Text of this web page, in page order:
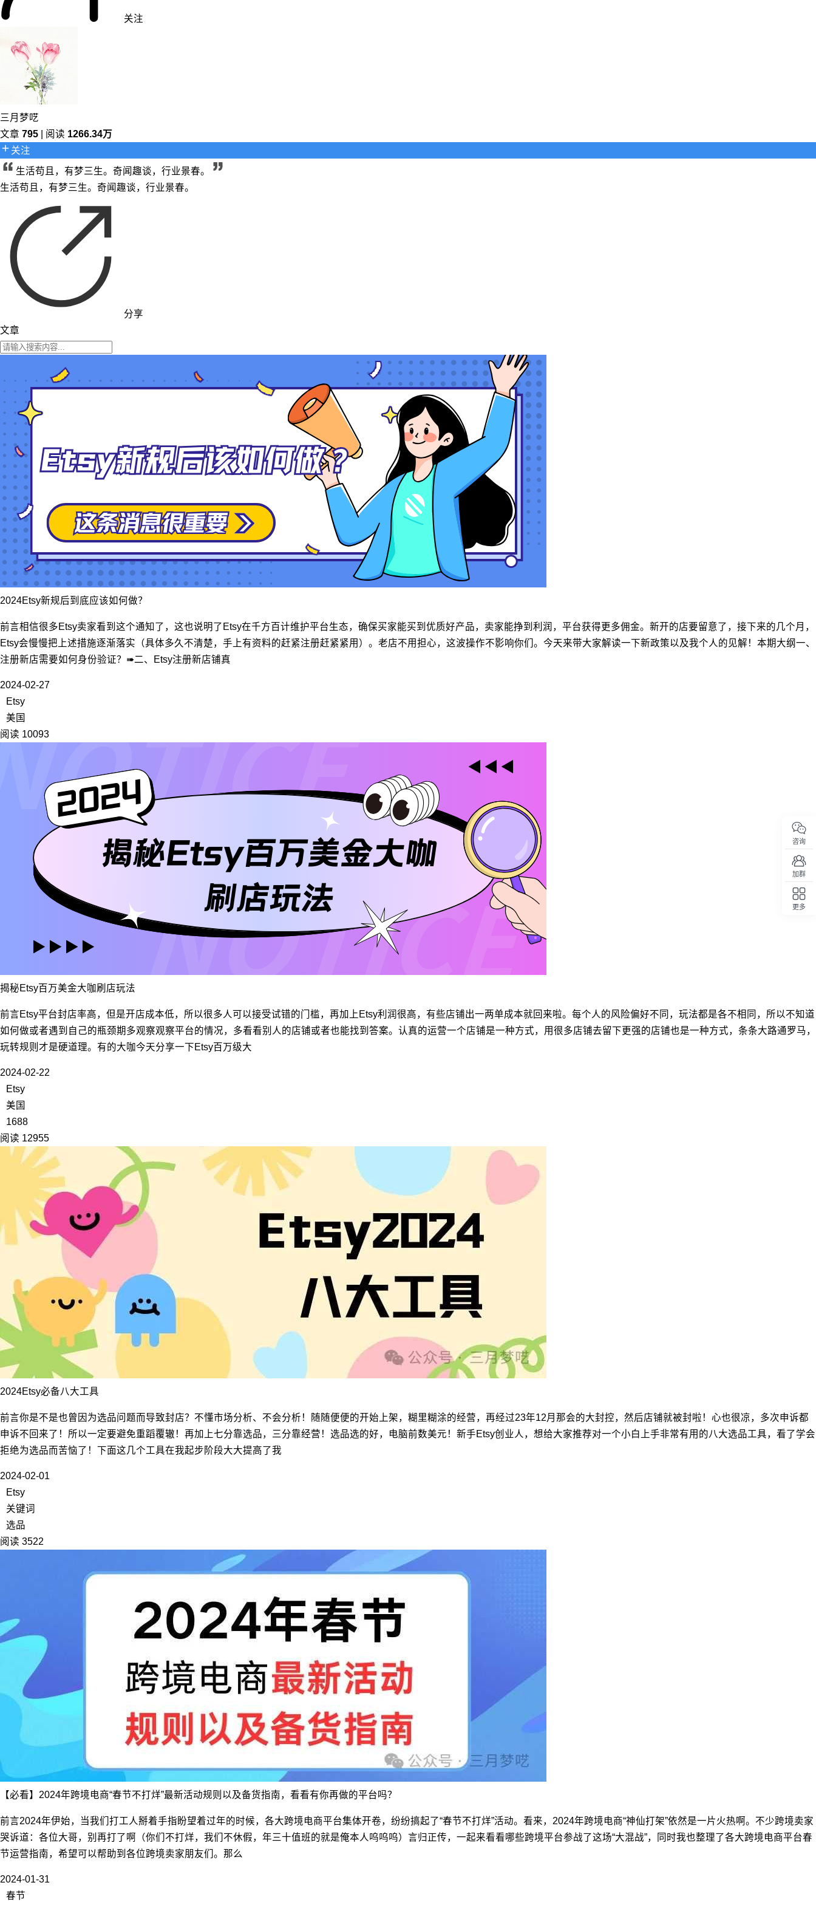
关注
三月梦呓
文章 795 | 阅读 1266.34万
关注
生活苟且，有梦三生。奇闻趣谈，行业景春。
生活苟且，有梦三生。奇闻趣谈，行业景春。
分享
文章
2024Etsy新规后到底应该如何做？
前言相信很多Etsy卖家看到这个通知了，这也说明了Etsy在千方百计维护平台生态，确保买家能买到优质好产品，卖家能挣到利润，平台获得更多佣金。新开的店要留意了，接下来的几个月，
Etsy会慢慢把上述措施逐渐落实（具体多久不清楚，手上有资料的赶紧注册赶紧紧用）。老店不用担心，这波操作不影响你们。今天来带大家解读一下新政策以及我个人的见解！本期大纲一、
注册新店需要如何身份验证？➠二、Etsy注册新店铺真
2024-02-27
Etsy
美国
阅读 10093
揭秘Etsy百万美金大咖刷店玩法
前言Etsy平台封店率高，但是开店成本低，所以很多人可以接受试错的门槛，再加上Etsy利润很高，有些店铺出一两单成本就回来啦。每个人的风险偏好不同，玩法都是各不相同，所以不知道
如何做或者遇到自己的瓶颈期多观察观察平台的情况，多看看别人的店铺或者也能找到答案。认真的运营一个店铺是一种方式，用很多店铺去留下更强的店铺也是一种方式，条条大路通罗马，
玩转规则才是硬道理。有的大咖今天分享一下Etsy百万级大
2024-02-22
Etsy
美国
1688
阅读 12955
2024Etsy必备八大工具
前言你是不是也曾因为选品问题而导致封店？不懂市场分析、不会分析！随随便便的开始上架，糊里糊涂的经营，再经过23年12月那会的大封控，然后店铺就被封啦！心也很凉，多次申诉都
申诉不回来了！所以一定要避免重蹈覆辙！再加上七分靠选品，三分靠经营！选品选的好，电脑前数美元！新手Etsy创业人，想给大家推荐对一个小白上手非常有用的八大选品工具，看了学会
拒绝为选品而苦恼了！下面这几个工具在我起步阶段大大提高了我
2024-02-01
Etsy
关键词
选品
阅读 3522
【必看】2024年跨境电商“春节不打烊”最新活动规则以及备货指南，看看有你再做的平台吗？
前言2024年伊始，当我们打工人掰着手指盼望着过年的时候，各大跨境电商平台集体开卷，纷纷搞起了“春节不打烊”活动。看来，2024年跨境电商“神仙打架”依然是一片火热啊。不少跨境卖家
哭诉道：各位大哥，别再打了啊（你们不打烊，我们不休假，年三十值班的就是俺本人呜呜呜）言归正传，一起来看看哪些跨境平台参战了这场“大混战”，同时我也整理了各大跨境电商平台春
节运营指南，希望可以帮助到各位跨境卖家朋友们。那么
2024-01-31
春节
咨询
加群
更多